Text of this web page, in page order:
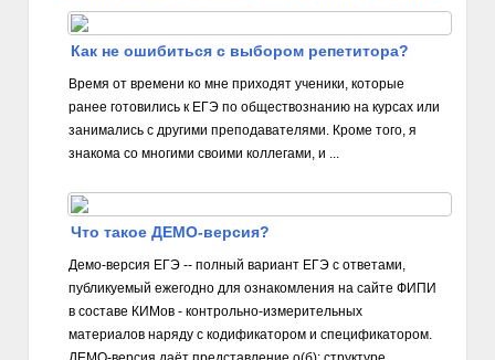
Как не ошибиться с выбором репетитора?
Время от времени ко мне приходят ученики, которые
ранее готовились к ЕГЭ по обществознанию на курсах или
занимались с другими преподавателями. Кроме того, я
знакома со многими своими коллегами, и ...
Что такое ДЕМО-версия?
Демо-версия ЕГЭ -- полный вариант ЕГЭ с ответами,
публикуемый ежегодно для ознакомления на сайте ФИПИ
в составе КИМов - контрольно-измерительных
материалов наряду с кодификатором и спецификатором.